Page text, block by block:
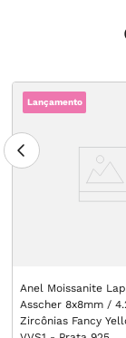
Lançamento
Anel Moissanite
Asscher 8x8mm /
Zircônias Fancy